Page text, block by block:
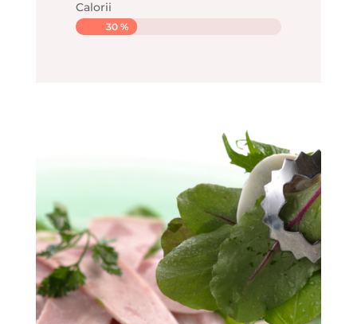
Calorii
30 %
30 %